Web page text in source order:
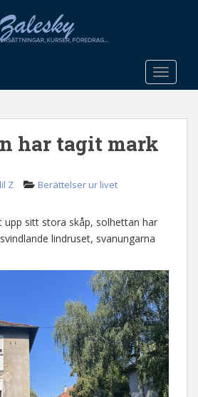
har tagit mark
Z Berättelser ur livet
upp sitt stora skåp, solhettan har
lindruset, svanungarna